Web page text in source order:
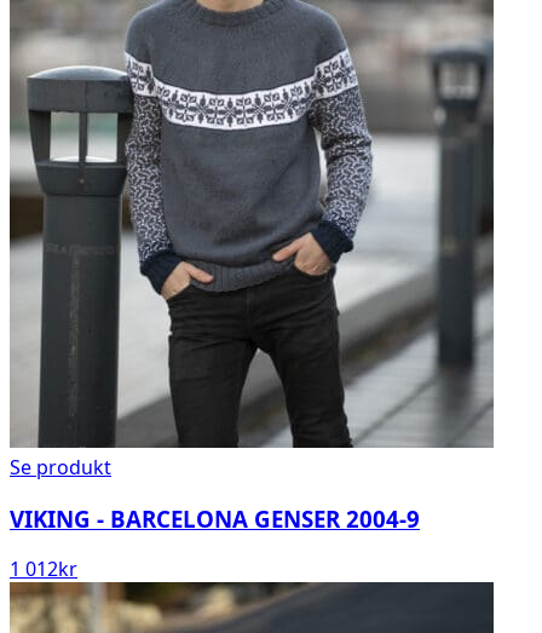
Se produkt
VIKING - BARCELONA GENSER 2004-9
1 012kr